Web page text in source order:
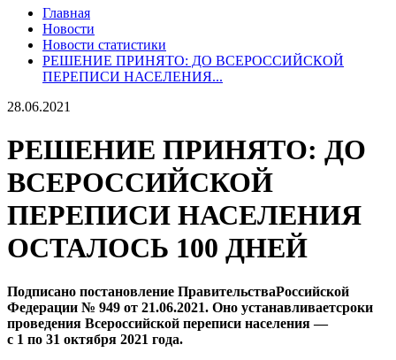
Главная
Новости
Новости статистики
РЕШЕНИЕ ПРИНЯТО: ДО ВСЕРОССИЙСКОЙ
ПЕРЕПИСИ НАСЕЛЕНИЯ...
28.06.2021
РЕШЕНИЕ ПРИНЯТО: ДО
ВСЕРОССИЙСКОЙ
ПЕРЕПИСИ НАСЕЛЕНИЯ
ОСТАЛОСЬ 100 ДНЕЙ
Подписано постановление ПравительстваРоссийской
Федерации № 949 от 21.06.2021. Оно устанавливаетсроки
проведения Всероссийской переписи населения —
с 1 по 31 октября 2021 года.